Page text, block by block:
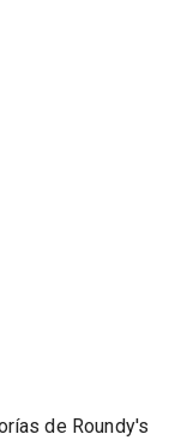
de Roundy's